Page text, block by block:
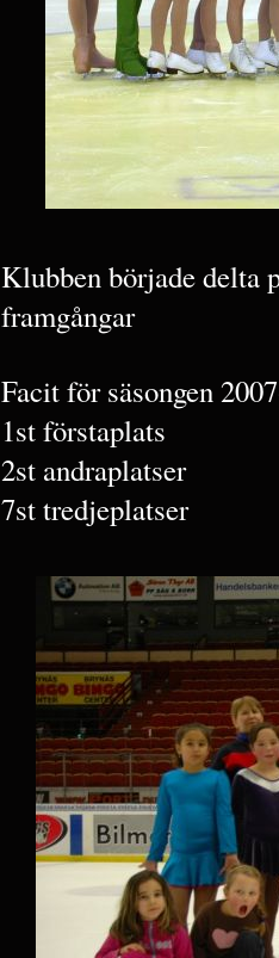
Klubben började delta
framgångar
Facit för säsongen
1st förstaplats
2st andraplatser
7st tredjeplatser